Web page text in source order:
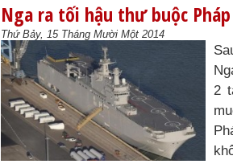
Nga ra tối hậu thư buộc
Thứ Bảy, 15 Tháng Mười Một 2014
2